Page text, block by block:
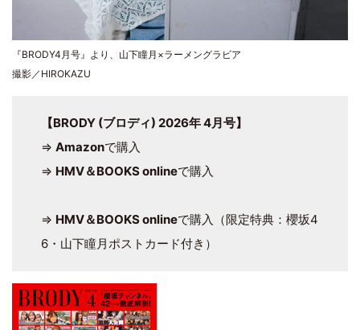
『BRODY4月号』より、山下瞳月×ラーメングラビア
撮影／HIROKAZU
【BRODY (ブロディ) 2026年 4月号】
⇒ Amazonで購入
⇒ HMV＆BOOKS onlineで購入
⇒ HMV＆BOOKS onlineで購入（限定特典：櫻坂4
6・山下瞳月ポストカード付き）